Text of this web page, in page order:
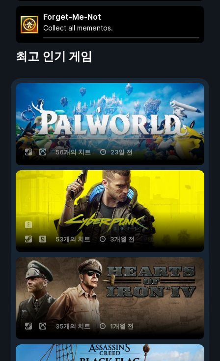
Forget-Me-Not
Collect all mementos.
최고 인기 게임
56개의 치트 23일 전
53개의 치트 3개월 전
35개의 치트 1개월 전